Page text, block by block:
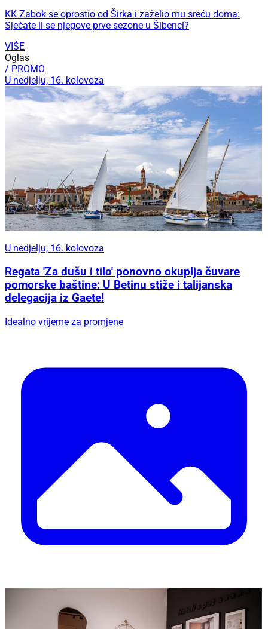
KK Zabok se oprostio od Širka i zaželio mu sreću doma:
Sjećate li se njegove prve sezone u Šibenci?
VIŠE
Oglas
/ PROMO
U nedjelju, 16. kolovoza
U nedjelju, 16. kolovoza
Regata 'Za dušu i tilo' ponovno okuplja čuvare
pomorske baštine: U Betinu stiže i talijanska
delegacija iz Gaete!
Idealno vrijeme za promjene